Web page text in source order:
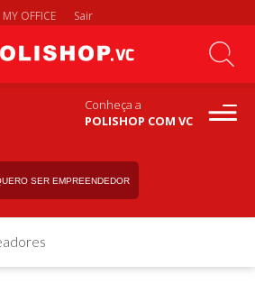
MY OFFICE Sair
Conheça a
POLISHOP COM VC
SER EMPREENDEDOR